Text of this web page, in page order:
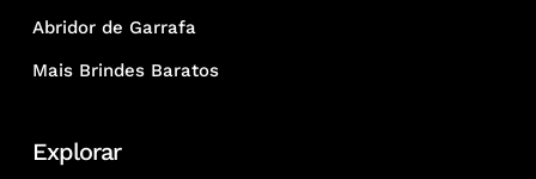
Abridor de Garrafa
Mais Brindes Baratos
Explorar